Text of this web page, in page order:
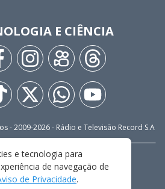
E CIÊNCIA
- 2009-2026- Rádio e Televisão Record S.A
CONOSCO
PRIVACIDADE
E CONDIÇÕES DE USO
e tecnologia para
de navegação de
de Privacidade.